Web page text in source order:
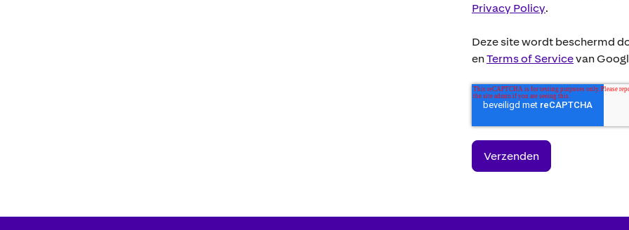
Privacy Policy.
Deze site wordt beschermd
enTerms of Servicevan